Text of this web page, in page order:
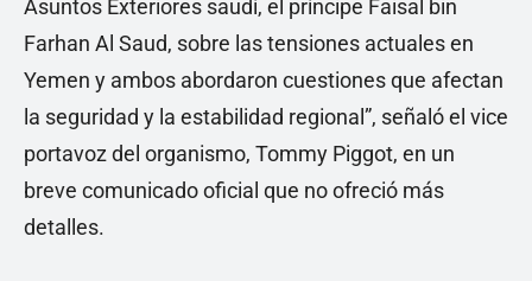
Asuntos Exteriores saudí, el príncipe Faisal bin
Farhan Al Saud, sobre las tensiones actuales en
Yemen y ambos abordaron cuestiones que afectan
la seguridad y la estabilidad regional”, señaló el vice
portavoz del organismo, Tommy Piggot, en un
breve comunicado oficial que no ofreció más
detalles.